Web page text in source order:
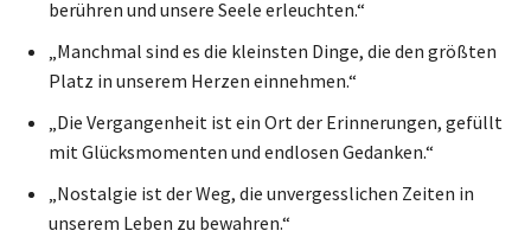
berühren und unsere Seele erleuchten.“
„Manchmal sind es die kleinsten Dinge, die den größten
Platz in unserem Herzen einnehmen.“
„Die Vergangenheit ist ein Ort der Erinnerungen, gefüllt
mit Glücksmomenten und endlosen Gedanken.“
„Nostalgie ist der Weg, die unvergesslichen Zeiten in
unserem Leben zu bewahren.“